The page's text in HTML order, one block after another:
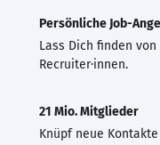
Persönliche Job-
Lass Dich finden
Recruiter·innen.
21 Mio. Mitglieder
Knüpf neue